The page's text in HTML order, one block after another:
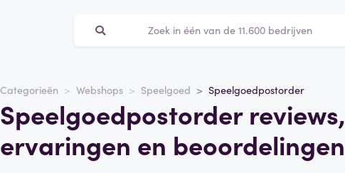
Categorieën Webshops Speelgoed Speelgoedpostorder
Speelgoedpostorder reviews,
ervaringen en beoordelingen
speelgoedpostorder.nl
Categorie
Webshops
Schrijf een